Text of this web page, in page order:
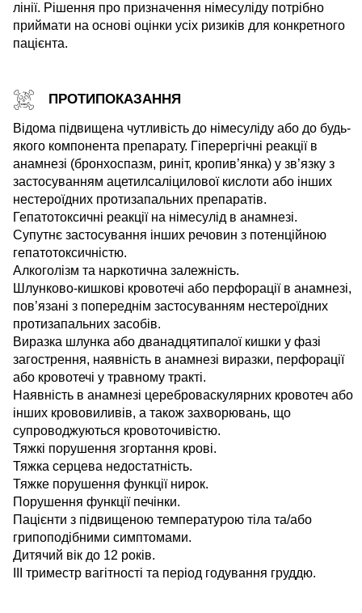
лінії. Рішення про призначення німесуліду потрібно
приймати на основі оцінки усіх ризиків для конкретного
пацієнта.
ПРОТИПОКАЗАННЯ
Відома підвищена чутливість до німесуліду або до будь-
якого компонента препарату. Гіперергічні реакції в
анамнезі (бронхоспазм, риніт, кропив’янка) у зв’язку з
застосуванням ацетилсаліцилової кислоти або інших
нестероїдних протизапальних препаратів.
Гепатотоксичні реакції на німесулід в анамнезі.
Супутнє застосування інших речовин з потенційною
гепатотоксичністю.
Алкоголізм та наркотична залежність.
Шлунково-кишкові кровотечі або перфорації в анамнезі,
пов’язані з попереднім застосуванням нестероїдних
протизапальних засобів.
Виразка шлунка або дванадцятипалої кишки у фазі
загострення, наявність в анамнезі виразки, перфорації
або кровотечі у травному тракті.
Наявність в анамнезі цереброваскулярних кровотеч або
інших крововиливів, а також захворювань, що
супроводжуються кровоточивістю.
Тяжкі порушення згортання крові.
Тяжка серцева недостатність.
Тяжке порушення функції нирок.
Порушення функції печінки.
Пацієнти з підвищеною температурою тіла та/або
грипоподібними симптомами.
Дитячий вік до 12 років.
ІІІ триместр вагітності та період годування груддю.